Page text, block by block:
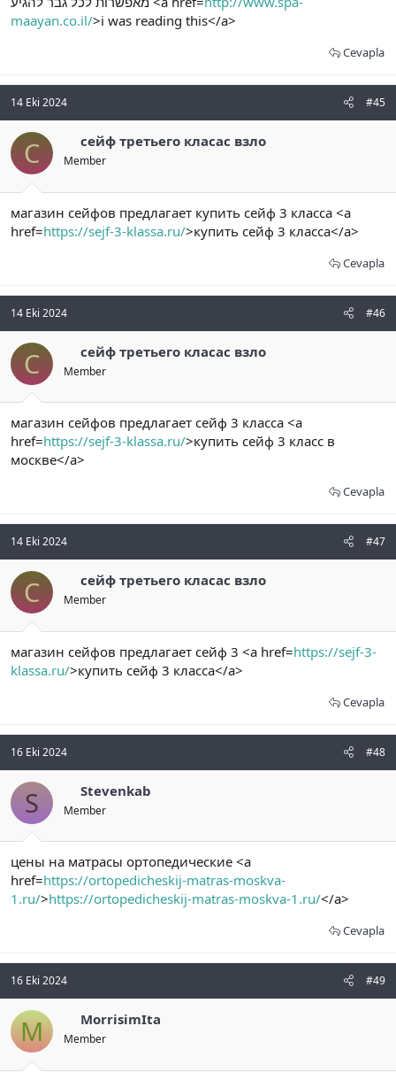
maayan.co.il/>i was reading this</a>
Cevapla
14 Eki 2024 #45
С сейф третьего класас взло
Member
магазин сейфов предлагает купить сейф 3 класса <a
href=https://sejf-3-klassa.ru/>купить сейф 3 класса</a>
Cevapla
14 Eki 2024 #46
С сейф третьего класас взло
Member
магазин сейфов предлагает сейф 3 класса <a
href=https://sejf-3-klassa.ru/>купить сейф 3 класс в
москве</a>
Cevapla
14 Eki 2024 #47
С сейф третьего класас взло
Member
магазин сейфов предлагает сейф 3 <a href=https://sejf-3-
klassa.ru/>купить сейф 3 класса</a>
Cevapla
16 Eki 2024 #48
S Stevenkab
Member
цены на матрасы ортопедические <a
href=https://ortopedicheskij-matras-moskva-
1.ru/>https://ortopedicheskij-matras-moskva-1.ru/</a>
Cevapla
16 Eki 2024 #49
M MorrisimIta
Member